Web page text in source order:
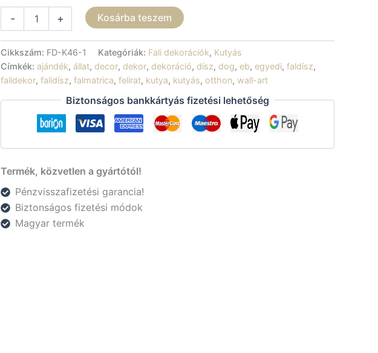
-
dekoráció
Orosz
agár
mennyiség
+ Kosárba teszem
Cikkszám: FD-K46-1 Kategóriák: Fali dekorációk, Kutyás
Címkék: ajándék, állat, decor, dekor, dekoráció, dísz, dog, eb, egyedi, faldísz,
falidekor, falidísz, falmatrica, felirat, kutya, kutyás, otthon, wall-art
Biztonságos bankkártyás fizetési lehetőség
Termék, közvetlen a gyártótól!
Pénzvisszafizetési garancia!
Biztonságos fizetési módok
Magyar termék